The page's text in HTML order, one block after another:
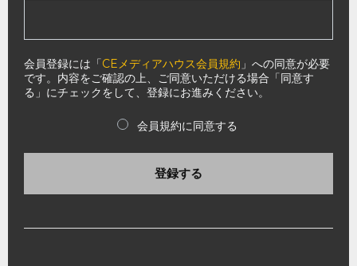
会員登録には「CEメディアハウス会員規約 」への同意が必要
です。内容をご確認の上、ご同意いただける場合「同意す
る」にチェックをして、登録にお進みください。
会員規約に同意する
登録する